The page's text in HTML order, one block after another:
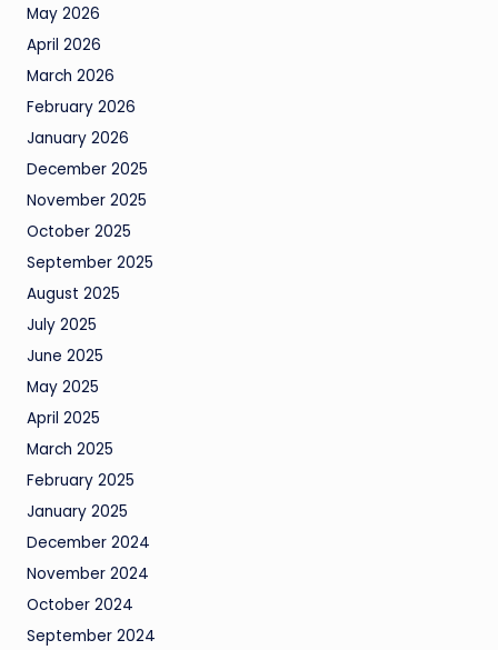
May 2026
April 2026
March 2026
February 2026
January 2026
December 2025
November 2025
October 2025
September 2025
August 2025
July 2025
June 2025
May 2025
April 2025
March 2025
February 2025
January 2025
December 2024
November 2024
October 2024
September 2024